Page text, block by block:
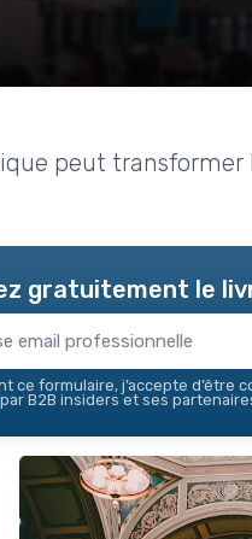
peut transformer
gratuitement le
ce formulaire, j’accepte d’être
B2B insiders et ses